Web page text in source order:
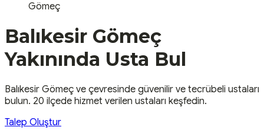
Gömeç
Balıkesir Gömeç
Yakınında Usta Bul
Balıkesir Gömeç ve çevresinde güvenilir ve tecrübeli ustaları
bulun. 20 ilçede hizmet verilen ustaları keşfedin.
Talep Oluştur